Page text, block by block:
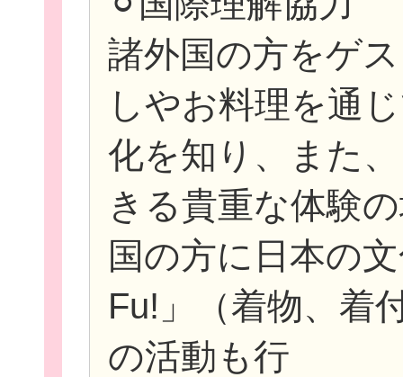
諸外国の方をゲ
しやお料理を通
化を知り、また
きる貴重な体験
国の方に日本の
Fu!」（着物、着
の活動も行